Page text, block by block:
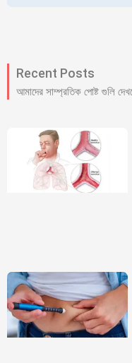
Recent Posts
আমাদের সাম্প্রতিক পোষ্ট গুলি